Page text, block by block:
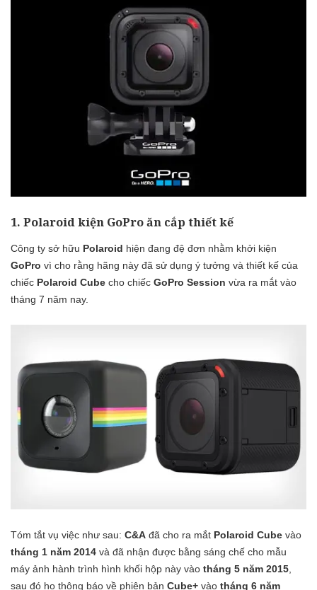
1. Polaroid kiện GoPro ăn cắp thiết kế
Công ty sở hữu Polaroid hiện đang đệ đơn nhằm khởi kiện
GoPro vì cho rằng hãng này đã sử dụng ý tưởng và thiết kế của
chiếc Polaroid Cube cho chiếc GoPro Session vừa ra mắt vào
tháng 7 năm nay.
Tóm tắt vụ việc như sau: C&A đã cho ra mắt Polaroid Cube vào
tháng 1 năm 2014 và đã nhận được bằng sáng chế cho mẫu
máy ảnh hành trình hình khối hộp này vào tháng 5 năm 2015,
sau đó họ thông báo về phiên bản Cube+ vào tháng 6 năm